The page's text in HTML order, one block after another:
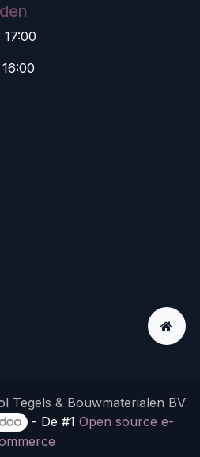
Tegels & Bouwmaterialen BV
- De #1Open source e-